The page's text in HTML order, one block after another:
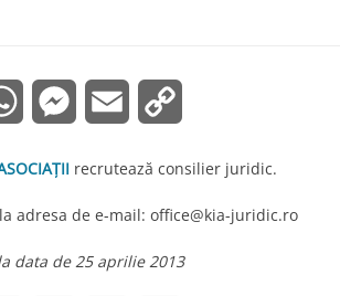
WhatsAppMessenger
Email
recrutează consilier juridic.
adresa de e-mail: office@kia-juridic.ro
data de 25 aprilie 2013